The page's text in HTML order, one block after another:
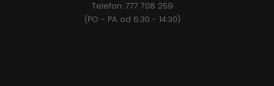
Telefon: 777 708 259
(PO - PA od 6:30 - 14:30)